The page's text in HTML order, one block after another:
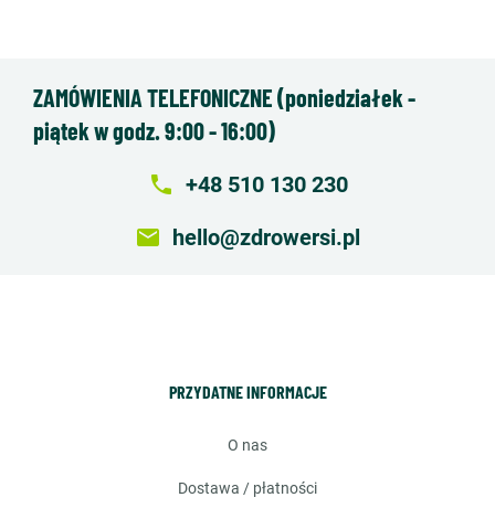
ZAMÓWIENIA TELEFONICZNE (poniedziałek -
piątek w godz. 9:00 - 16:00)
local_phone +48 510 130 230
email hello@zdrowersi.pl
PRZYDATNE INFORMACJE
o nas
dostawa / płatności